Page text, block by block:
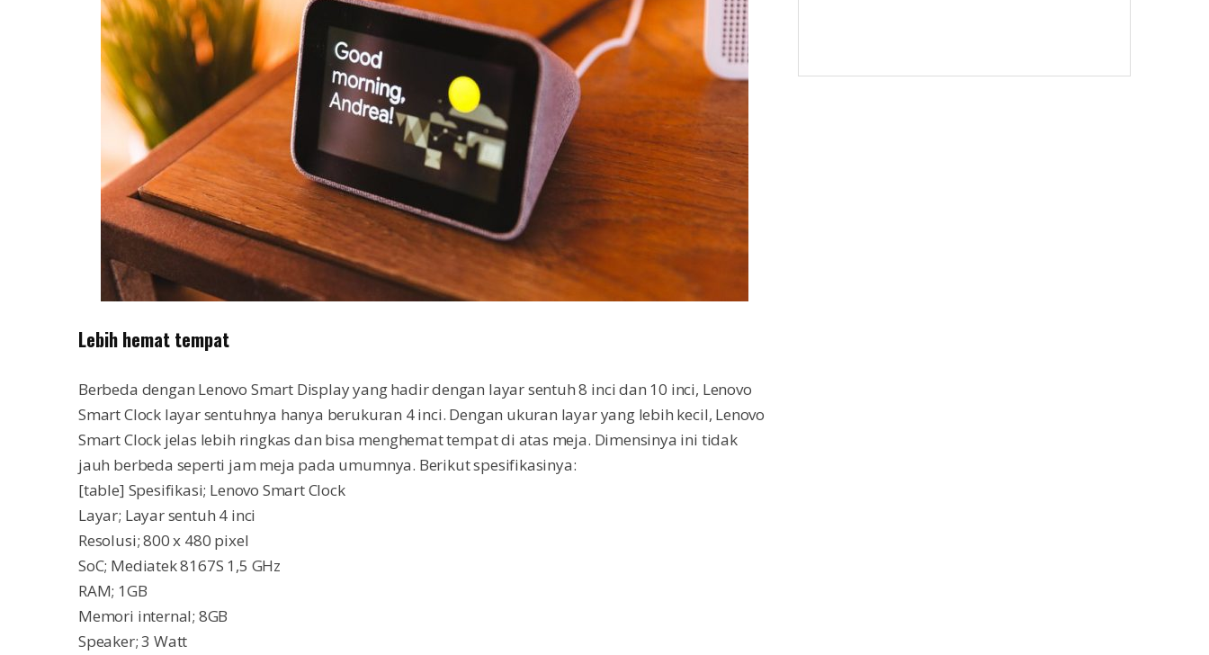
Lebih hemat tempat
Berbeda dengan Lenovo Smart Display yang hadir dengan layar sentuh 8 inci dan 10 inci, Lenovo
Smart Clock layar sentuhnya hanya berukuran 4 inci. Dengan ukuran layar yang lebih kecil, Lenovo
Smart Clock jelas lebih ringkas dan bisa menghemat tempat di atas meja. Dimensinya ini tidak
jauh berbeda seperti jam meja pada umumnya. Berikut spesifikasinya:
[table] Spesifikasi; Lenovo Smart Clock
Layar; Layar sentuh 4 inci
Resolusi; 800 x 480 pixel
SoC; Mediatek 8167S 1,5 GHz
RAM; 1GB
Memori internal; 8GB
Speaker; 3 Watt